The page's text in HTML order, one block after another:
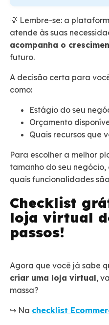
💡 Lembre-se: a
atende às suas
acompanha o
futuro.
A decisão certa para
como:
Estágio do seu
Orçamento
Quais recursos que
Para escolher a melhor
tamanho do seu
quais funcionalidades
Checklist
loja virtual
passos!
Agora que você já sabe
criar uma loja virtual,
massa?
↪️ Na checklist